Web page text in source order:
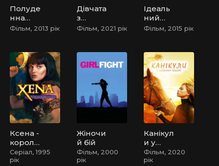
Полуде
нна
насоло
Фільм, 2013 рік
Дівчата
з
Дубаю
у Дубаї
Фільм, 2021 рік
Ідеаль
ний
голос 2
Фільм, 2015 рік
Ксена -
короле
ва
воїнів
Серіал, 1995
рік
Жіночи
й бій
Фільм, 2000
рік
Канікул
и у
кінном
у таборі
Фільм, 2020
рік